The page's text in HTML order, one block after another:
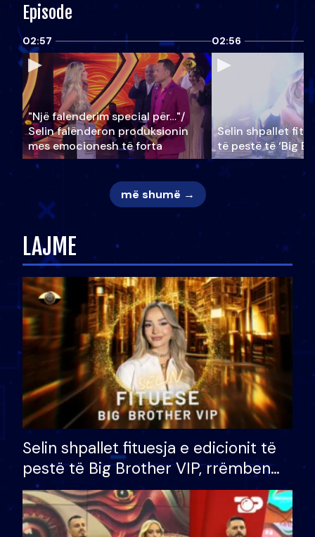
Episode
02:57
"Një falenderim special për…"/
Selin falënderon produksionin
mes emocionesh të forta
02:56
Selin shpallet
të pestë të ‘Big
më shumë →
LAJME
Selin shpallet fituesja e edicionit të
pestë të Big Brother VIP, rrëmben
çmimin e madh prej 100 mijë eurosh